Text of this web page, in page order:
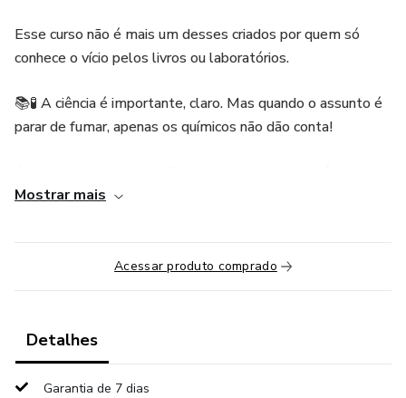
Esse curso não é mais um desses criados por quem só
conhece o vício pelos livros ou laboratórios.
📚🧪 A ciência é importante, claro. Mas quando o assunto é
parar de fumar, apenas os químicos não dão conta!
mas não impacta a fonte principal do vício: A MENTE DE
Eu sou a Vera Mendes. Eu fui fumante por 27 (cheguei a
fumar 3 carteiras por dia!) e passei os últimos 18 anos
método que eu mesma criei e que realmente funciona
(basta ver os depoimentos no site que, a propósito, duvido
alguém ter mais cases de sucesso 🤭).
Mostrar mais
Acessar produto comprado
Detalhes
Garantia de 7 dias